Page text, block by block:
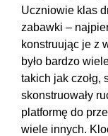
Uczniowie klas
zabawki –
konstruując je z
było bardzo
takich jak czołg,
skonstruowały
platformę do
wiele innych.